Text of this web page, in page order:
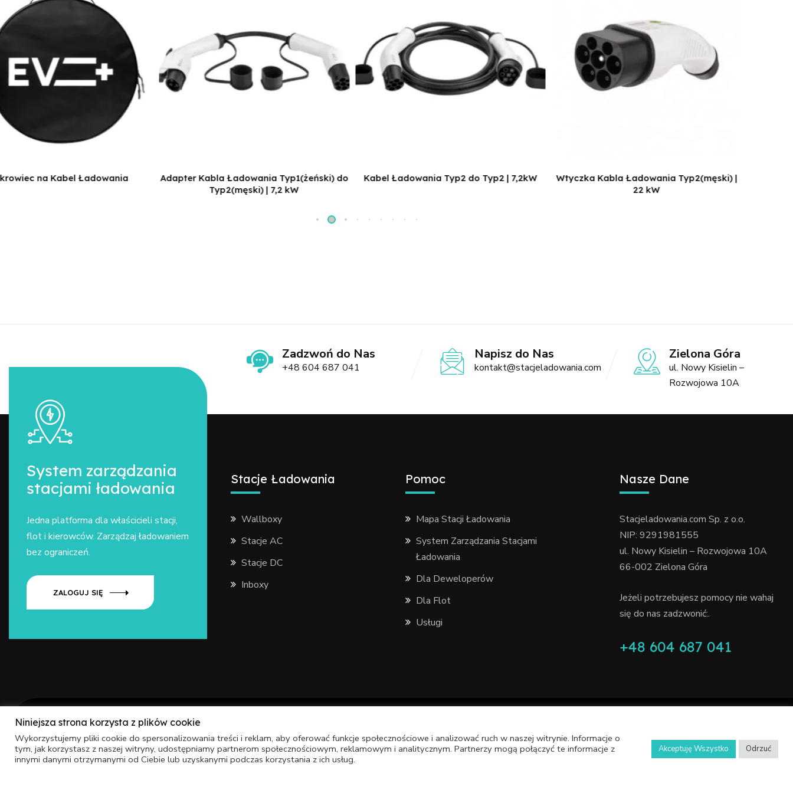
na Kabel Ładowania
Adapter Kabla Ładowania Typ1(żeński) do
Typ2(męski) | 7,2 kW
Kabel Ładowania Typ2 do Typ2 | 7,2kW
Wtyczka Kabla Ładowania Typ2(męski) |
22 kW
Zadzwoń do Nas
+48 604 687 041
Napisz do Nas
kontakt@stacjeladowania.com
Zielona Góra
ul. Nowy Kisielin –
Rozwojowa 10A
System zarządzania
stacjami ładowania
Jedna platforma dla właścicieli stacji,
flot i kierowców. Zarządzaj ładowaniem
bez ograniczeń.
ZALOGUJ SIĘ
Stacje Ładowania
Wallboxy
Stacje AC
Stacje DC
Inboxy
Pomoc
Mapa Stacji Ładowania
System Zarządzania Stacjami
Ładowania
Dla Deweloperów
Dla Flot
Usługi
Nasze Dane
Stacjeladowania.com Sp. z o.o.
NIP: 9291981555
ul. Nowy Kisielin – Rozwojowa 10A
66-002 Zielona Góra
Jeżeli potrzebujesz pomocy nie wahaj
się do nas zadzwonić:.
+48 604 687 041
Polityka Prywatności
Ochrona Danych Osobowych
Copyright © 2022 STACJELADOWANIA.COM Wszelkie prawa zastrzeżone. With
Niniejsza strona korzysta z plików cookie
Wykorzystujemy pliki cookie do spersonalizowania treści i reklam, aby oferować funkcje społecznościowe i analizować ruch w naszej witrynie. Informacje o
tym, jak korzystasz z naszej witryny, udostępniamy partnerom społecznościowym, reklamowym i analitycznym. Partnerzy mogą połączyć te informacje z
innymi danymi otrzymanymi od Ciebie lub uzyskanymi podczas korzystania z ich usług.
Akceptuję Wszystko Odrzuć